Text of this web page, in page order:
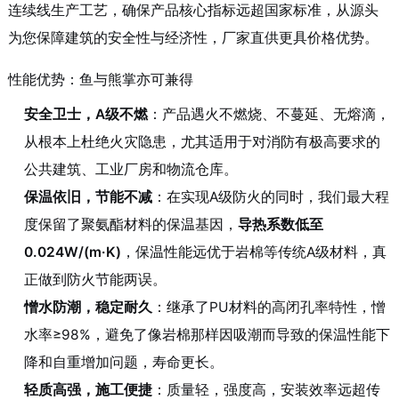
连续线生产工艺，确保产品核心指标远超国家标准，从源头
为您保障建筑的安全性与经济性，厂家直供更具价格优势。
性能优势：鱼与熊掌亦可兼得
安全卫士，A级不燃：产品遇火不燃烧、不蔓延、无熔滴，
从根本上杜绝火灾隐患，尤其适用于对消防有极高要求的
公共建筑、工业厂房和物流仓库。
保温依旧，节能不减：在实现A级防火的同时，我们最大程
度保留了聚氨酯材料的保温基因， 导热系数低至
0.024W/(m·K) ，保温性能远优于岩棉等传统A级材料，真
正做到防火节能两误。
憎水防潮，稳定耐久：继承了PU材料的高闭孔率特性，憎
水率≥98%，避免了像岩棉那样因吸潮而导致的保温性能下
降和自重增加问题，寿命更长。
轻质高强，施工便捷：质量轻，强度高，安装效率远超传